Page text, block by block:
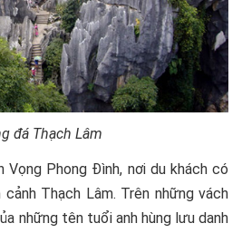
đá Thạch Lâm
Vọng Phong Đình, nơi du khách có
Thạch Lâm. Trên những vách
những tên tuổi anh hùng lưu danh